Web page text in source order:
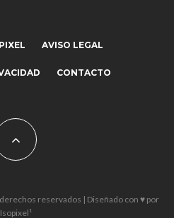
AVISO LEGAL
CONTACTO
reservados | Diseñado con ♥ por
Isopixel¹